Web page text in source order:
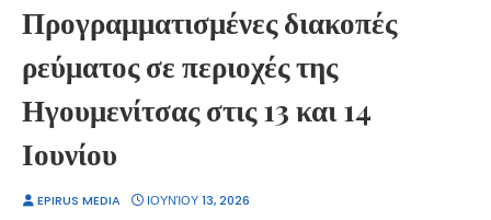
Προγραμματισμένες διακοπές
ρεύματος σε περιοχές της
Ηγουμενίτσας στις 13 και 14
Ιουνίου
EPIRUS MEDIA ΙΟΥΝΊΟΥ 13, 2026